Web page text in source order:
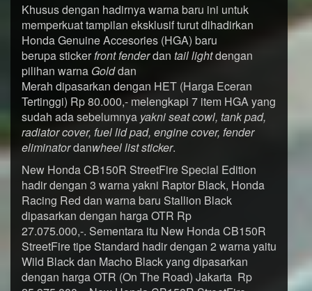
Khusus dengan hadirnya warna baru ini untuk
memperkuat tampilan eksklusif turut dihadirkan
Honda Genuine Accesories (HGA) baru
berupa stickerfront fenderdan tail lightdengan
pilihan warna Golddan
Merah dipasarkan dengan HET (Harga Eceran
Tertinggi) Rp 80.000,- melengkapi 7 item HGA yang
sudah ada sebelumnya yakni seat cowl, tank pad,
radiator cover, fuel lid pad, enginecover, fender
eliminatordanwheellist sticker.
New Honda CB150R StreetFire Special Edition
hadir dengan 3 warna yakni Raptor Black, Honda
Racing Red dan warna baru Stallion Black
dipasarkan dengan harga OTR Rp
27.075.000,-. Sementara itu New Honda CB150R
StreetFire tipe Standard hadir dengan 2 warna yaitu
Wild Black dan Macho Black yang dipasarkan
dengan harga OTR (On The Road) Jakarta Rp